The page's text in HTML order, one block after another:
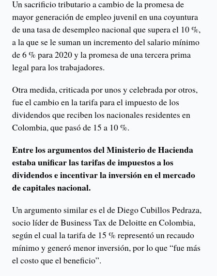
Un sacrificio tributario a cambio de la promesa de
mayor generación de empleo juvenil en una coyuntura
de una tasa de desempleo nacional que supera el 10 %,
a la que se le suman un incremento del salario mínimo
de 6 % para 2020 y la promesa de una tercera prima
legal para los trabajadores.
Otra medida, criticada por unos y celebrada por otros,
fue el cambio en la tarifa para el impuesto de los
dividendos que reciben los nacionales residentes en
Colombia, que pasó de 15 a 10 %.
Entre los argumentos del Ministerio de Hacienda
estaba unificar las tarifas de impuestos a los
dividendos e incentivar la inversión en el mercado
de capitales nacional.
Un argumento similar es el de Diego Cubillos Pedraza,
socio líder de Business Tax de Deloitte en Colombia,
según el cual la tarifa de 15 % representó un recaudo
mínimo y generó menor inversión, por lo que “fue más
el costo que el beneficio”.